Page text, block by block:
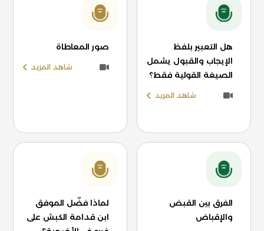
هل التعبير بلفظ
الإيجاب والقبول يشمل
الصيغة القولية فقط؟
شاهد المزيد
صور المعاطاة
شاهد المزيد
الفرق بين القبض
والإقباض
لماذا فضّل الموفق
ابن قدامة الكبش على